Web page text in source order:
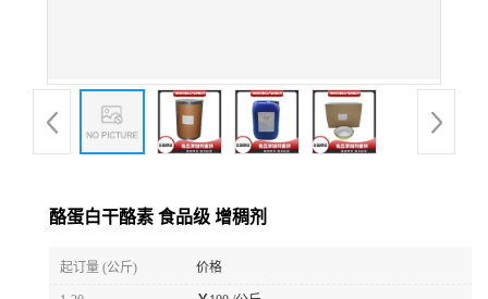
酪蛋白干酪素 食品级 增稠剂
起订量 (公斤) 价格